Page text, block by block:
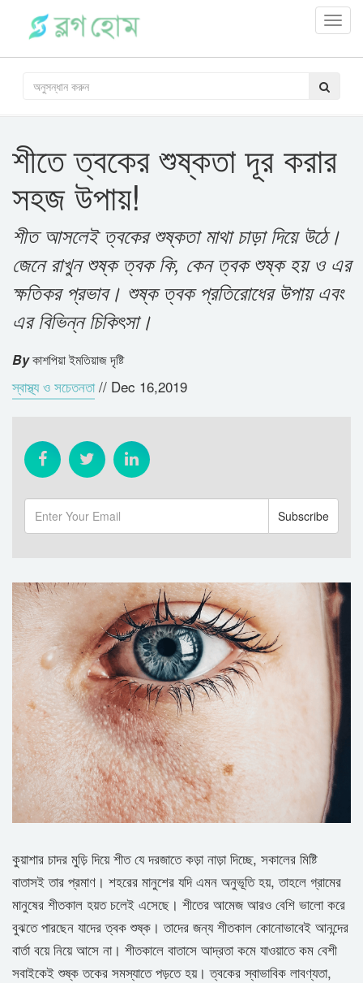
শীতে ত্বকের শুষ্কতা দূর করার
সহজ উপায়!
শীত আসলেই ত্বকের শুষ্কতা মাথা চাড়া দিয়ে উঠে।
জেনে রাখুন শুষ্ক ত্বক কি, কেন ত্বক শুষ্ক হয় ও এর
ক্ষতিকর প্রভাব। শুষ্ক ত্বক প্রতিরোধের উপায় এবং
এর বিভিন্ন চিকিৎসা।
Byকাশপিয়া ইমতিয়াজ দৃষ্টি
স্বাস্থ্য ও সচেতনতা // Dec 16,2019
কুয়াশার চাদর মুড়ি দিয়ে শীত যে দরজাতে কড়া নাড়া দিচ্ছে, সকালের মিষ্টি
বাতাসই তার প্রমাণ। শহরের মানুশের যদি এমন অনুভূতি হয়, তাহলে গ্রামের
মানুষের শীতকাল হয়ত চলেই এসেছে। শীতের আমেজ আরও বেশি ভালো করে
বুঝতে পারছেন যাদের ত্বক শুষ্ক। তাদের জন্য শীতকাল কোনোভাবেই আনন্দের
বার্তা বয়ে নিয়ে আসে না। শীতকালে বাতাসে আদ্রতা কমে যাওয়াতে কম বেশী
সবাইকেই শুষ্ক তকের সমস্যাতে পড়তে হয়। ত্বকের স্বাভাবিক লাবণ্যতা,